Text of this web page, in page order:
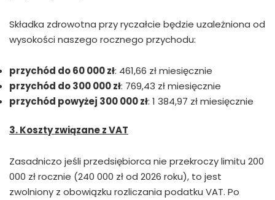
Składka zdrowotna przy ryczałcie będzie uzależniona od
wysokości naszego rocznego przychodu:
przychód do 60 000 zł: 461,66 zł miesięcznie
przychód do 300 000 zł: 769,43 zł miesięcznie
przychód powyżej 300 000 zł: 1 384,97 zł miesięcznie
3. Koszty związane z VAT
Zasadniczo jeśli przedsiębiorca nie przekroczy limitu 200
000 zł rocznie (240 000 zł od 2026 roku), to jest
zwolniony z obowiązku rozliczania podatku VAT. Po